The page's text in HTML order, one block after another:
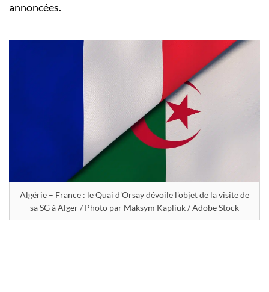
annoncées.
Algérie – France : le Quai d'Orsay dévoile l'objet de la visite de
sa SG à Alger / Photo par Maksym Kapliuk / Adobe Stock